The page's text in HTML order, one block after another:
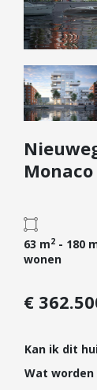
Bestaande
Nieuwbouw
Diensten
Kopen
Verkopen
Verhuren
Taxeren
Nieuwbouw
Monaco
63 m2 - 180
wonen
€
Kan ik dit
Wat